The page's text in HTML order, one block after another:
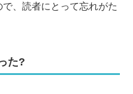
、読者にとって忘れがた
た?